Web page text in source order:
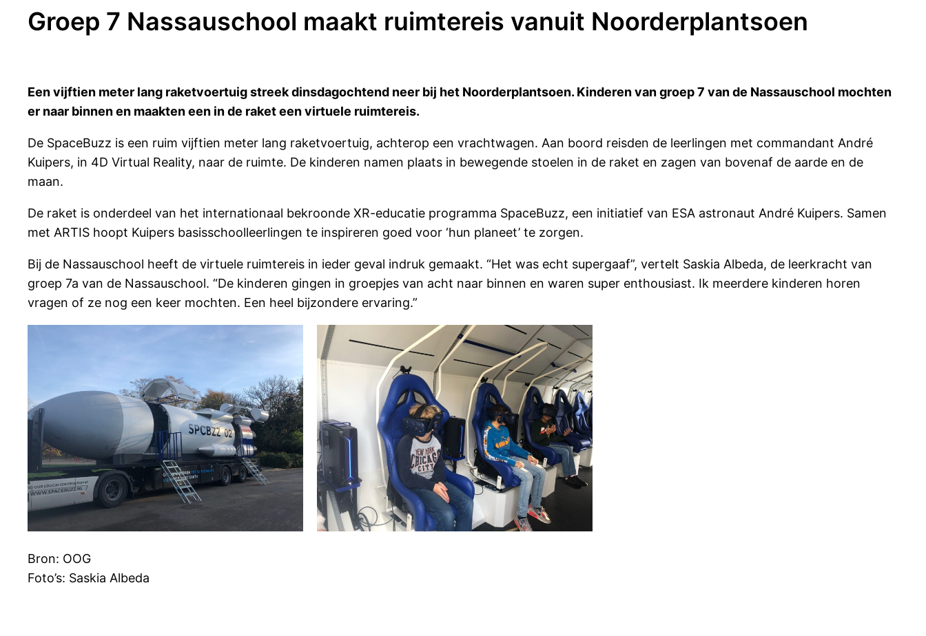
Groep 7 Nassauschool maakt ruimtereis vanuit Noorderplantsoen
Een vijftien meter lang raketvoertuig streek dinsdagochtend neer bij het Noorderplantsoen. Kinderen van groep 7 van de Nassauschool mochten
er naar binnen en maakten een in de raket een virtuele ruimtereis.
De SpaceBuzz is een ruim vijftien meter lang raketvoertuig, achterop een vrachtwagen. Aan boord reisden de leerlingen met commandant André
Kuipers, in 4D Virtual Reality, naar de ruimte. De kinderen namen plaats in bewegende stoelen in de raket en zagen van bovenaf de aarde en de
maan.
De raket is onderdeel van het internationaal bekroonde XR-educatie programma SpaceBuzz, een initiatief van ESA astronaut André Kuipers. Samen
met ARTIS hoopt Kuipers basisschoolleerlingen te inspireren goed voor ‘hun planeet’ te zorgen.
Bij de Nassauschool heeft de virtuele ruimtereis in ieder geval indruk gemaakt. “Het was echt supergaaf”, vertelt Saskia Albeda, de leerkracht van
groep 7a van de Nassauschool. “De kinderen gingen in groepjes van acht naar binnen en waren super enthousiast. Ik meerdere kinderen horen
vragen of ze nog een keer mochten. Een heel bijzondere ervaring.”
Bron: OOG
Foto’s: Saskia Albeda